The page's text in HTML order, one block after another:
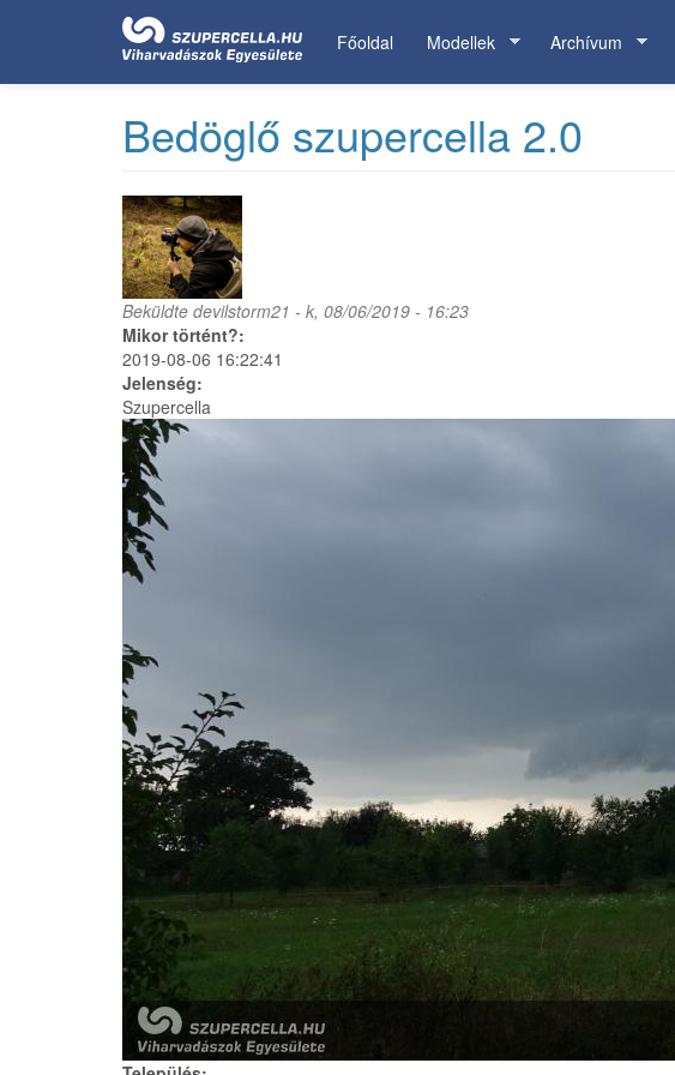
Főoldal Modellek Archívum
Bedöglő szupercella 2.0
Beküldte devilstorm21 - k, 08/06/2019 - 16:23
Mikor történt?:
2019-08-06 16:22:41
Jelenség:
Szupercella